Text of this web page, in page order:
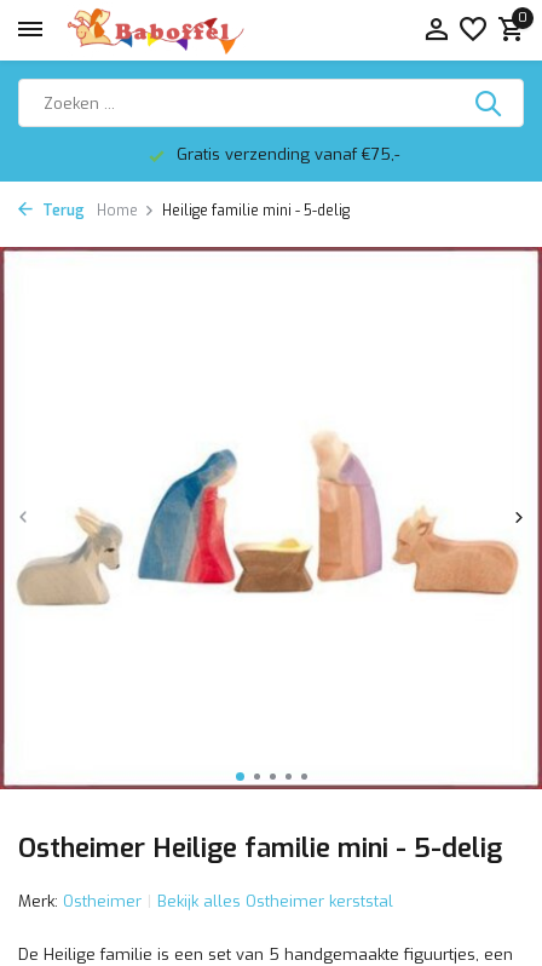
0
Gratis verzending vanaf €75,-
Terug Home Heilige familie mini - 5-delig
Ostheimer Heilige familie mini - 5-delig
Merk: Ostheimer Bekijk alles Ostheimer kerststal
De Heilige familie is een set van 5 handgemaakte figuurtjes, een